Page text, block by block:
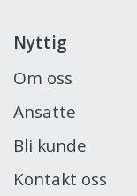
Nyttig
Om oss
Ansatte
Bli kunde
Kontakt oss